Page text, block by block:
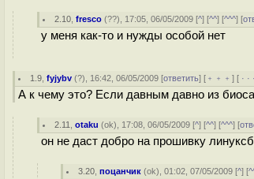
2.10 ,fresco (??), 17:05, 06/05/2009 [^] [^^] [^^^] [
у меня как-то и нужды особой нет
1.9 ,fyjybv (?), 16:42, 06/05/2009 [ответить] [ ﹢﹢﹢] [ · ·
А к чему это? Если давным давно из
2.11 ,otaku (ok), 17:08, 06/05/2009 [^] [^^] [^^^] [
он не даст добро на прошивку
3.20 ,поцанчик (ok), 01:02, 07/05/2009 [^] [